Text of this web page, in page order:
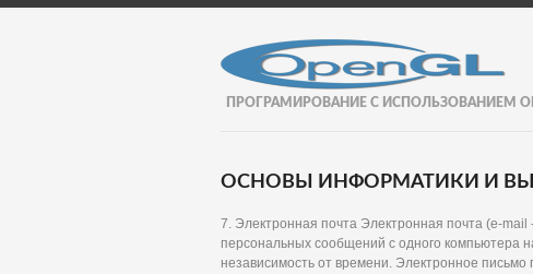
ПРОГРАМИРОВАНИЕ С ИСПОЛЬЗОВАНИЕМ
ОСНОВЫ ИНФОРМАТИКИ И
7. Электронная почта Электронная почта (e-
персональных сообщений с одного компьютера
независимость от времени. Электронное